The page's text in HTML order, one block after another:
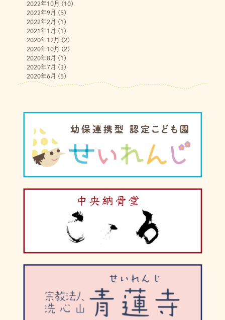
2022年10月 (10)
2022年9月 (5)
2022年2月 (1)
2021年1月 (1)
2020年12月 (2)
2020年10月 (2)
2020年8月 (1)
2020年7月 (3)
2020年6月 (5)